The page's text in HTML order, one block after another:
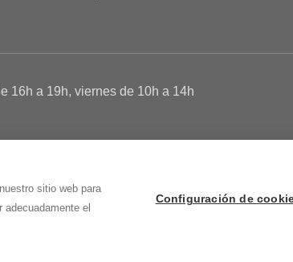
sitio web para
el
Configuración de
16h a 19h, viernes de 10h a 14h